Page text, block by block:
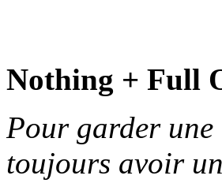
Nothing + Full
Pour garder une
toujours avoir